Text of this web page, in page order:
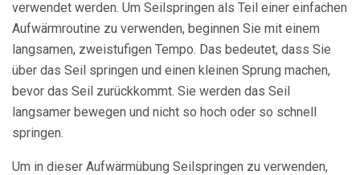
verwendet werden. Um Seilspringen als Teil einer einfachen
Aufwärmroutine zu verwenden, beginnen Sie mit einem
langsamen, zweistufigen Tempo. Das bedeutet, dass Sie
über das Seil springen und einen kleinen Sprung machen,
bevor das Seil zurückkommt. Sie werden das Seil
langsamer bewegen und nicht so hoch oder so schnell
springen.
Um in dieser Aufwärmübung Seilspringen zu verwenden,